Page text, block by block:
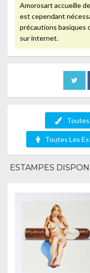
Amorosart accueille
est cependant
précautions basiques
sur internet.
Toutes
Toutes Les
ESTAMPES